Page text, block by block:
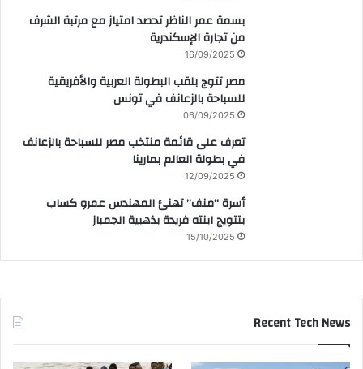
بسمة عمر الناظر تحصد امتياز مع مرتبة الشرف
من تجارة الإسكندرية
16/09/2025
مصر تتوج بلقب البطولة العربية والأفريقية
للسباحة بالزعانف في تونس
06/09/2025
تعرف على قائمة منتخب مصر للسباحة بالزعانف
في بطولة العالم بمارينا
12/09/2025
أسرة “منف” تهنئ المهندس عمرو كساب
بتتويج ابنته فريدة بذهبية الجمباز
15/10/2025
Recent Tech News